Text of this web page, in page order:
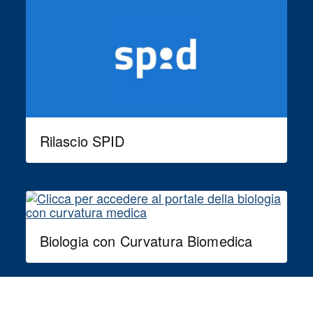
Rilascio SPID
Biologia con Curvatura Biomedica